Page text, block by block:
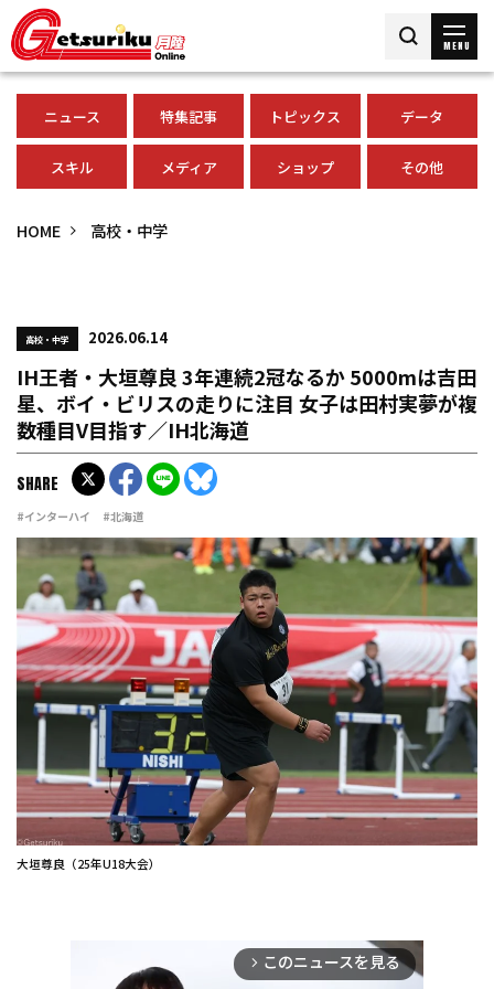
MENU
ニュース 特集記事 トピックス データ
スキル メディア ショップ その他
HOME 高校・中学
高校・中学 2026.06.14
IH王者・大垣尊良 3年連続2冠なるか 5000mは吉田
星、ボイ・ビリスの走りに注目 女子は田村実夢が複
数種目V目指す／IH北海道
#インターハイ #北海道
SHARE
大垣尊良（25年U18大会）
arrow_forward_ios このニュースを見る